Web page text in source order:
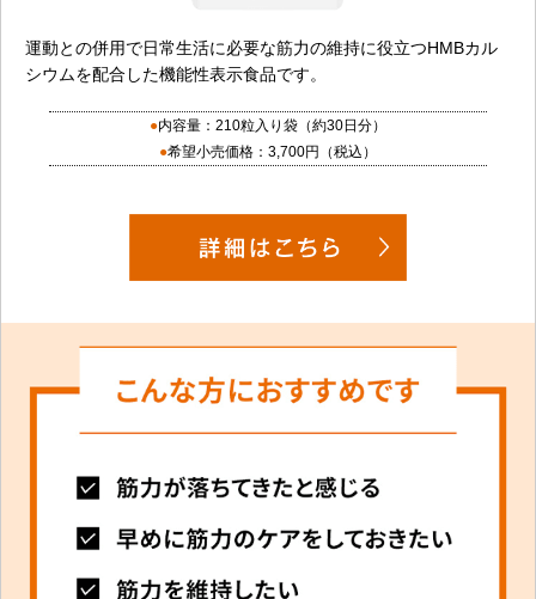
運動との併用で日常生活に必要な筋力の維持に役立つHMBカル
シウムを配合した機能性表示食品です。
内容量：210粒入り袋（約30日分）
希望小売価格：3,700円（税込）